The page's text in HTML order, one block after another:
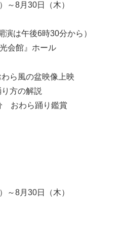
～8月30日（木）
は午後6時30分から）
会館』ホール
ら風の盆映像上映
方の解説
おわら踊り鑑賞
～8月30日（木）